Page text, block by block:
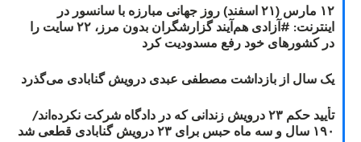
۱۲ مارس (۲۱ اسفند) روز جهانی مبارزه با سانسور در
اینترنت: #آزادی هم‌آیند گزارشگران‌ بدون مرز، ۲۲ سایت را
در کشورهای خود رفع مسدودیت کرد
یک سال از بازداشت مصطفی عبدی درویش گنابادی می‌گذرد
تأیید حکم ۲۳ درویش زندانی که در دادگاه شرکت نکرده‌اند/
۱۹۰ سال و سه ماه حبس برای ۲۳ درویش گنابادی قطعی شد